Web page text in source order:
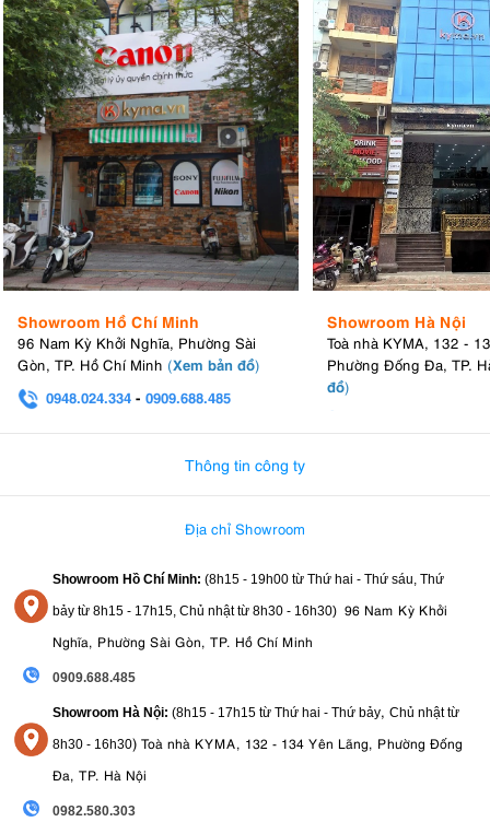
Showroom Hồ Chí Minh
96 Nam Kỳ Khởi Nghĩa, Phường Sài
Gòn, TP. Hồ Chí Minh (Xem bản đồ)
0948.024.334 - 0909.688.485
Showroom Hà Nội
Toà nhà KYMA, 132 -
Phường Đống Đa, TP.
đồ)
Thông tin công ty
Địa chỉ Showroom
Showroom Hồ Chí Minh: (8h15 - 19h00 từ Thứ hai - Thứ sáu, Thứ
bảy từ 8h15 - 17h15, Chủ nhật từ 8h30 - 16h30) 96 Nam Kỳ Khởi
Nghĩa, Phường Sài Gòn, TP. Hồ Chí Minh
0909.688.485
Showroom Hà Nội: (8h15 - 17h15 từ Thứ hai - Thứ bảy, Chủ nhật từ
8h30 - 16h30) Toà nhà KYMA, 132 - 134 Yên Lãng, Phường Đống
Đa, TP. Hà Nội
0982.580.303